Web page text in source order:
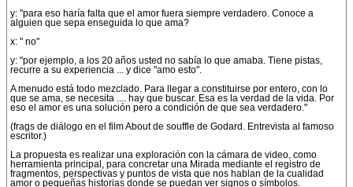
y: "para eso haría falta que el amor fuera siempre verdadero. Conoce a
alguien que sepa enseguida lo que ama?
x: " no"
y: "por ejemplo, a los 20 años usted no sabía lo que amaba. Tiene pistas,
recurre a su experiencia ... y dice "amo esto".
A menudo está todo mezclado. Para llegar a constituirse por entero, con lo
que se ama, se necesita .... hay que buscar. Esa es la verdad de la vida. Por
eso el amor es una solución pero a condición de que sea verdadero."
(frags de diálogo en el film About de souffle de Godard. Entrevista al famoso
escritor.)
La propuesta es realizar una exploración con la cámara de video, como
herramienta principal, para concretar una Mirada mediante el registro de
fragmentos, perspectivas y puntos de vista que nos hablan de la cualidad
amor o pequeñas historias donde se puedan ver signos o símbolos.